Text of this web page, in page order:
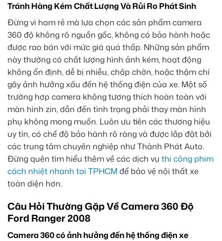
Tránh Hàng Kém Chất Lượng Và Rủi Ro Phát Sinh
Đừng vì ham rẻ mà lựa chọn các sản phẩm camera
360 độ không rõ nguồn gốc, không có bảo hành hoặc
được rao bán với mức giá quá thấp. Những sản phẩm
này thường có chất lượng hình ảnh kém, hoạt động
không ổn định, dễ bị nhiễu, chập chờn, hoặc thậm chí
gây ảnh hưởng xấu đến hệ thống điện của xe. Một số
trường hợp camera không tương thích hoàn toàn với
màn hình zin, dẫn đến tình trạng phải thay màn hình
phụ không mong muốn. Luôn ưu tiên các thương hiệu
uy tín, có chế độ bảo hành rõ ràng và được lắp đặt bởi
các trung tâm chuyên nghiệp như Thành Phát Auto.
Đừng quên tìm hiểu thêm về các dịch vụ thi công phim
cách nhiệt nhanh tại TPHCM để bảo vệ nội thất xe
toàn diện hơn.
Câu Hỏi Thường Gặp Về Camera 360 Độ
Ford Ranger 2008
Camera 360 có ảnh hưởng đến hệ thống điện xe